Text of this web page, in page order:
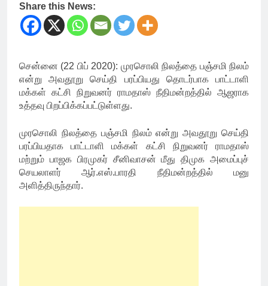
Share this News:
சென்னை (22 பிப் 2020): முரசொலி நிலத்தை பஞ்சமி நிலம்
என்று அவதூறு செய்தி பரப்பியது தொடர்பாக பாட்டாளி
மக்கள் கட்சி நிறுவனர் ராமதாஸ் நீதிமன்றத்தில் ஆஜராக
உத்தவு பிறப்பிக்கப்பட்டுள்ளது.
முரசொலி நிலத்தை பஞ்சமி நிலம் என்று அவதூறு செய்தி
பரப்பியதாக பாட்டாளி மக்கள் கட்சி நிறுவனர் ராமதாஸ்
மற்றும் பாஜக பிரமுகர் சீனிவாசன் மீது திமுக அமைப்புச்
செயலாளர் ஆர்.எஸ்.பாரதி நீதிமன்றத்தில் மனு
அளித்திருந்தார்.